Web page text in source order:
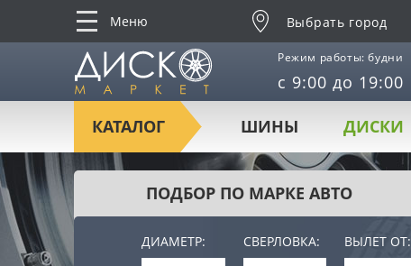
Меню Выбрать город
Режим работы: будни
с 9:00 до 19:00
КАТАЛОГ ШИНЫ ДИСКИ
ПОДБОР ПО МАРКЕ АВТО
ДИАМЕТР: СВЕРЛОВКА: ВЫЛЕТ ОТ: